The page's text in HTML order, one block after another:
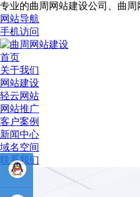
专业的曲周网站建设公司、曲周
网站导航
手机访问
首页
关于我们
网站建设
轻云网站
网站推广
客户案例
新闻中心
域名空间
联系我们